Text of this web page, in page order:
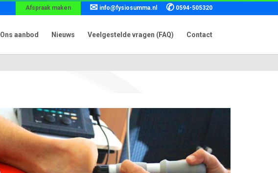
Afspraak maken ✉ info@fysiosumma.nl ✆0594-505320
Ons aanbod Nieuws Veelgestelde vragen (FAQ) Contact